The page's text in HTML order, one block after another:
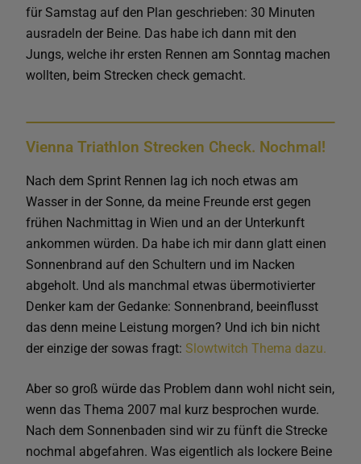
für Samstag auf den Plan geschrieben: 30 Minuten
ausradeln der Beine. Das habe ich dann mit den
Jungs, welche ihr ersten Rennen am Sonntag machen
wollten, beim Strecken check gemacht.
Vienna Triathlon Strecken Check. Nochmal!
Nach dem Sprint Rennen lag ich noch etwas am
Wasser in der Sonne, da meine Freunde erst gegen
frühen Nachmittag in Wien und an der Unterkunft
ankommen würden. Da habe ich mir dann glatt einen
Sonnenbrand auf den Schultern und im Nacken
abgeholt. Und als manchmal etwas übermotivierter
Denker kam der Gedanke: Sonnenbrand, beeinflusst
das denn meine Leistung morgen? Und ich bin nicht
der einzige der sowas fragt:Slowtwitch Thema dazu.
Aber so groß würde das Problem dann wohl nicht sein,
wenn das Thema 2007 mal kurz besprochen wurde.
Nach dem Sonnenbaden sind wir zu fünft die Strecke
nochmal abgefahren. Was eigentlich als lockere Beine